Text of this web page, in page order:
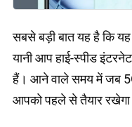
सबसे बड़ी बात यह है कि यह
यानी आप हाई-स्पीड
हैं। आने वाले समय में जब 5G
आपको पहले से तैयार